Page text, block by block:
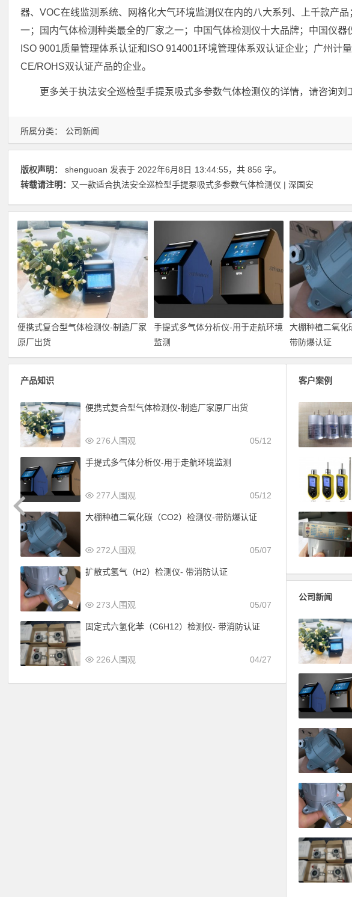
器、VOC在线监测系统、网格化大气环境监测仪在内的八大系列、上千款产
一；国内气体检测种类最全的厂家之一；中国气体检测仪十大品牌；中国仪器
ISO 9001质量管理体系认证和ISO 914001环境管理体系双认证企业；广州计
CE/ROHS双认证产品的企业。
更多关于执法安全巡检型手提泵吸式多参数气体检测仪的详情，请咨询
所属分类： 公司新闻
版权声明： shenguoan 发表于 2022年6月8日 13:44:55，共 856 字。
转载请注明： 又一款适合执法安全巡检型手提泵吸式多参数气体检测仪 | 深国安
便携式复合型气体检测仪-制造厂家
原厂出货
手提式多气体分析仪-用于走航环境
监测
大棚种植二氧化
带防爆认证
产品知识
便携式复合型气体检测仪-制造厂家原厂出货
05/12
276人围观
手提式多气体分析仪-用于走航环境监测
05/12
277人围观
大棚种植二氧化碳（CO2）检测仪-带防爆认证
05/07
272人围观
扩散式氢气（H2）检测仪- 带消防认证
05/07
273人围观
固定式六氢化苯（C6H12）检测仪- 带消防认证
04/27
226人围观
客户案例
公司新闻